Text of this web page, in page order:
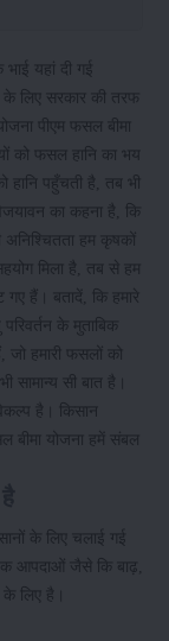
यहां दी गई
के लिए सरकार की तरफ
पीएम फसल बीमा
को फसल हानि का भय
पहुँचती है, तब भी
का कहना है, कि
हम कृषकों
मिला है, तब से हम
हैं। बतादें, कि हमारे
के मुताबिक
हमारी फसलों को
सी बात है।
है। किसान
बीमा योजना हमें संबल
के लिए चलाई गई
आपदाओं जैसे कि बाढ़,
के लिए है।